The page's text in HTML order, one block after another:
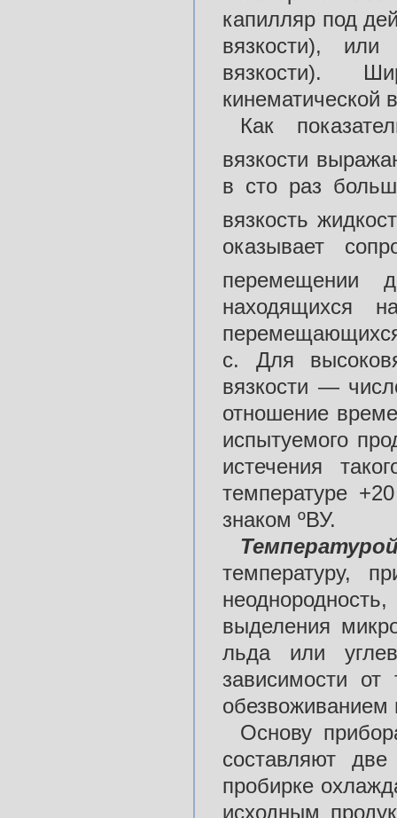
капилляр под
вязкости),
вязкости).
кинематической
Как
вязкости
в сто раз
вязкость
оказывает
перемещении
находящихся
с. Для
вязкости —
отношение
испытуемого
истечения
температуре
знаком ºВУ.
температуру,
выделения
льда или
зависимости от
обезвоживанием
Основу
составляют
пробирке
исходным